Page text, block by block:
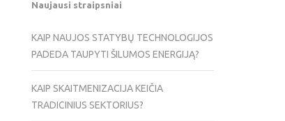
Naujausi straipsniai
KAIP NAUJOS STATYBŲ TECHNOLOGIJOS
PADEDA TAUPYTI ŠILUMOS ENERGIJĄ?
KAIP SKAITMENIZACIJA KEIČIA
TRADICINIUS SEKTORIUS?